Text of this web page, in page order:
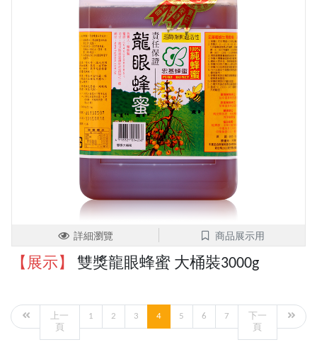
詳細瀏覽 商品展示用
【展示】 雙獎龍眼蜂蜜 大桶裝3000g
上一
頁
1 2 3 4 5 6 7
下一
頁